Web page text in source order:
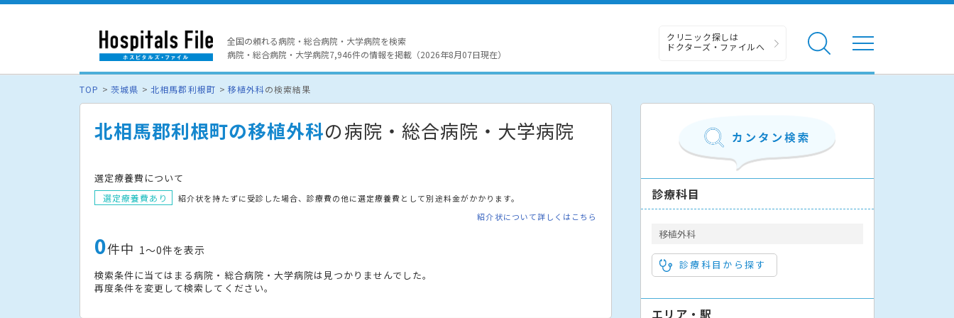
全国の頼れる病院・総合病院・大学病院を検索
病院・総合病院・大学病院7,946件の情報を掲載（2026年8月07日現在）
クリニック探しは
ドクターズ・ファイルへ
TOP 茨城県 北相馬郡利根町 移植外科の検索結果
北相馬郡利根町の移植外科の病院・総合病院・大学病院
選定療養費について
選定療養費あり
紹介状を持たずに受診した場合、診療費の他に選定療養費として別途料金がかかります。
紹介状について詳しくはこちら
0件中 1〜0件を表示
検索条件に当てはまる病院・総合病院・大学病院は見つかりませんでした。
再度条件を変更して検索してください。
診療科目
移植外科
診療科目から探す
エリア・駅